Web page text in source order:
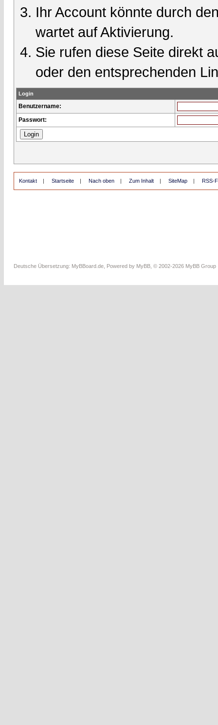
Ihr Account könnte durch
wartet auf Aktivierung.
Sie rufen diese Seite direkt
oder den entsprechenden
Login
Benutzername:
Passwort:
Kontakt | Startseite | Nach oben | Zum Inhalt | SiteMap | RSS-
Deutsche Übersetzung: MyBBoard.de , Powered by MyBB , © 2002-2026 MyBB Group